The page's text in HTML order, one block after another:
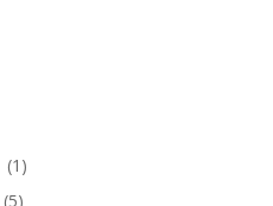
(1)
(5)